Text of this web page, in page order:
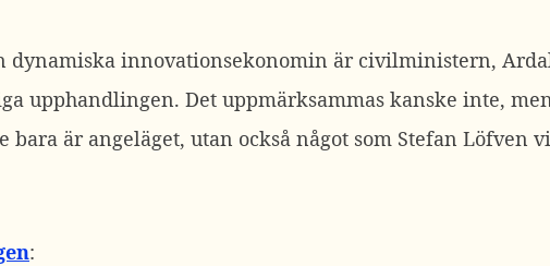
dynamiska innovationsekonomin är civilministern,
upphandlingen. Det uppmärksammas kanske inte,
är angeläget, utan också något som Stefan Löfven
: